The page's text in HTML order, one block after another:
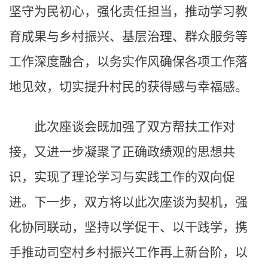
坚守为民初心，强化责任担当，推动学习教
育成果与乡村振兴、基层治理、群众服务等
工作深度融合，以务实作风确保各项工作落
地见效，切实提升村民的获得感与幸福感。
此次座谈会既加强了双方帮扶工作对
接，又进一步凝聚了正确政绩观的思想共
识，实现了理论学习与实践工作的双向促
进。下一步，双方将以此次座谈为契机，强
化协同联动，坚持以学促干、以干践学，携
手推动司空村乡村振兴工作再上新台阶，以